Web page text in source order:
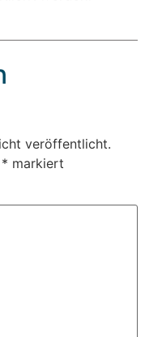
veröffentlicht.
* markiert